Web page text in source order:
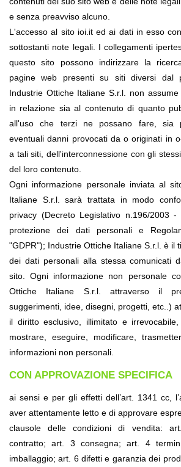
e senza preavviso alcuno.
L'accesso al sito ioi.it ed ai dati in esso
sottostanti note legali. I collegamenti
questo sito possono indirizzare la
pagine web presenti su siti diversi dal
Industrie Ottiche Italiane S.r.l. non
in relazione sia al contenuto di quanto
all'uso che terzi ne possano fare, sia
eventuali danni provocati da o originati in
a tali siti, dell'interconnessione con gli
del loro contenuto.
Ogni informazione personale inviata al
Italiane S.r.l. sarà trattata in modo
privacy (Decreto Legislativo n.196/2003
protezione dei dati personali e
"GDPR"); Industrie Ottiche Italiane S.r.l. è il
dei dati personali alla stessa comunicati
sito. Ogni informazione non personale
Ottiche Italiane S.r.l. attraverso il
suggerimenti, idee, disegni, progetti, etc..)
il diritto esclusivo, illimitato e
mostrare, eseguire, modificare,
informazioni non personali.
CON APPROVAZIONE SPECIFICA
ai sensi e per gli effetti dell’art. 1341 cc,
aver attentamente letto e di approvare
clausole delle condizioni di vendita:
contratto; art. 3 consegna; art. 4
imballaggio; art. 6 difetti e garanzia dei